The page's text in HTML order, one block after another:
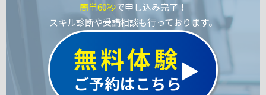
簡単60秒で申し込み完了！
スキル診断や受講相談も行っております。
無料体験
ご予約はこちら